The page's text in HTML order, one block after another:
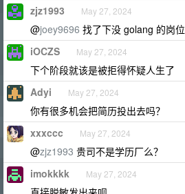
zjz1993 May 27, 2024
@joey9696 找了下没 golang 的岗位
iOCZS May 27, 2024
下个阶段就该是被拒得怀疑人生了
Adyi May 27, 2024
你有很多机会把简历投出去吗？
xxxccc May 27, 2024
@zjz1993 贵司不是学历厂么？
imokkkk May 27, 2024